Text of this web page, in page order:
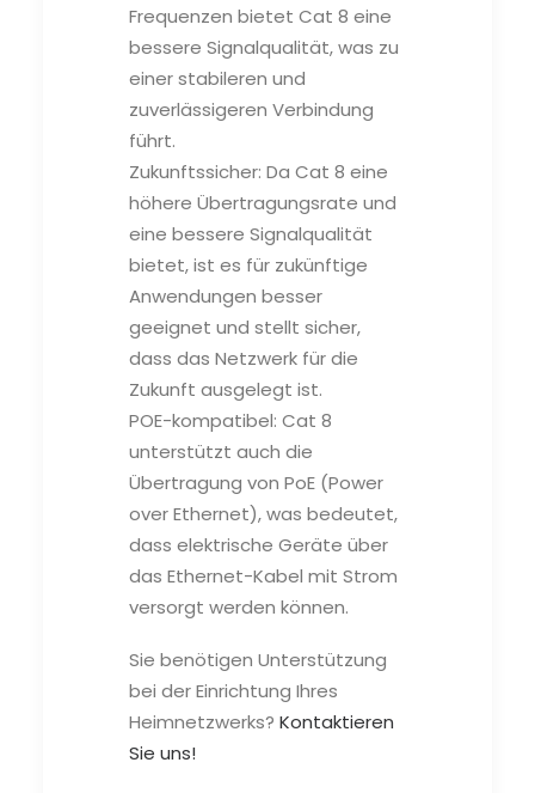
Frequenzen bietet Cat 8 eine
bessere Signalqualität, was zu
einer stabileren und
zuverlässigeren Verbindung
führt.
Zukunftssicher: Da Cat 8 eine
höhere Übertragungsrate und
eine bessere Signalqualität
bietet, ist es für zukünftige
Anwendungen besser
geeignet und stellt sicher,
dass das Netzwerk für die
Zukunft ausgelegt ist.
POE-kompatibel: Cat 8
unterstützt auch die
Übertragung von PoE (Power
over Ethernet), was bedeutet,
dass elektrische Geräte über
das Ethernet-Kabel mit Strom
versorgt werden können.
Sie benötigen Unterstützung
bei der Einrichtung Ihres
Heimnetzwerks? Kontaktieren
Sie uns!